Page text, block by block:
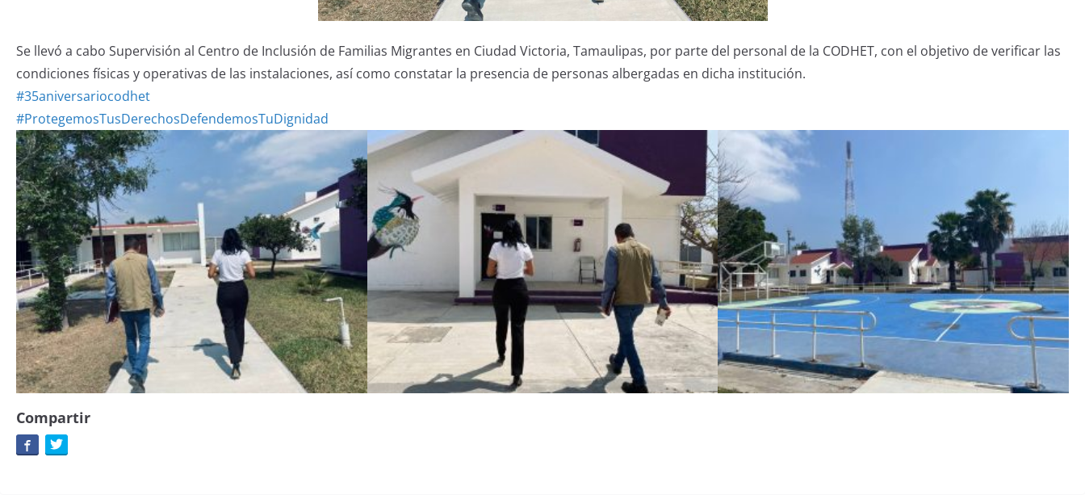
Se llevó a cabo Supervisión al Centro de Inclusión de Familias Migrantes en Ciudad Victoria, Tamaulipas, por parte del personal de la CODHET, con el objetivo de verificar las
condiciones físicas y operativas de las instalaciones, así como constatar la presencia de personas albergadas en dicha institución.
#35aniversariocodhet
#ProtegemosTusDerechosDefendemosTuDignidad
Compartir